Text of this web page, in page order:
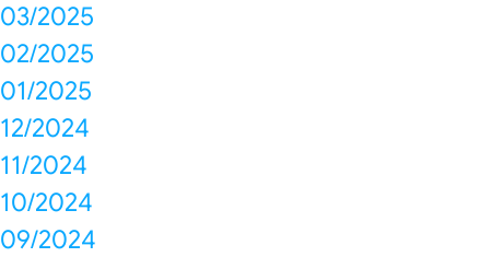
03/2025
02/2025
01/2025
12/2024
11/2024
10/2024
09/2024